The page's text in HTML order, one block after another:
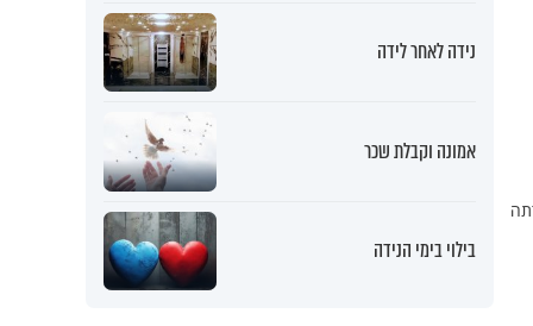
נידה לאחר לידה
אמונה וקבלת שכר
בילוי בימי הנידה